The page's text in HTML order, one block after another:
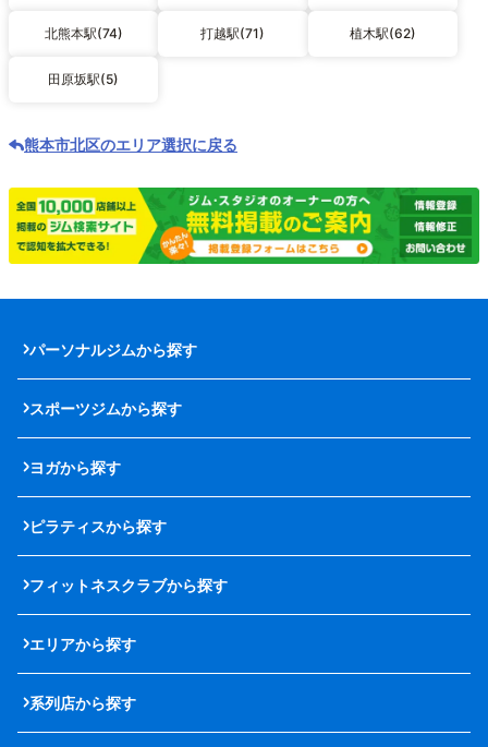
北熊本駅(74) 打越駅(71) 植木駅(62)
田原坂駅(5)
熊本市北区のエリア選択に戻る
パーソナルジムから探す
スポーツジムから探す
ヨガから探す
ピラティスから探す
フィットネスクラブから探す
エリアから探す
系列店から探す